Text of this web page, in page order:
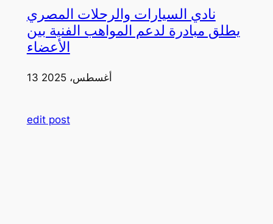
نادي السيارات والرحلات المصري
يطلق مبادرة لدعم المواهب الفنية بين
الأعضاء
13 أغسطس، 2025
edit post